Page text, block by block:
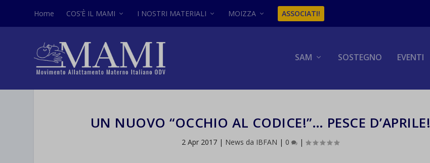
Home COS’È IL MAMI I NOSTRI MATERIALI MOIZZA ASSOCIATI!
SAM SOSTEGNO EVENTI
UN NUOVO “OCCHIO AL CODICE!”… PESCE D’APRILE!
2 Apr 2017 | News da IBFAN | 0 |